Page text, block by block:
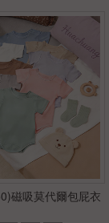
磁吸莫代爾包屁衣